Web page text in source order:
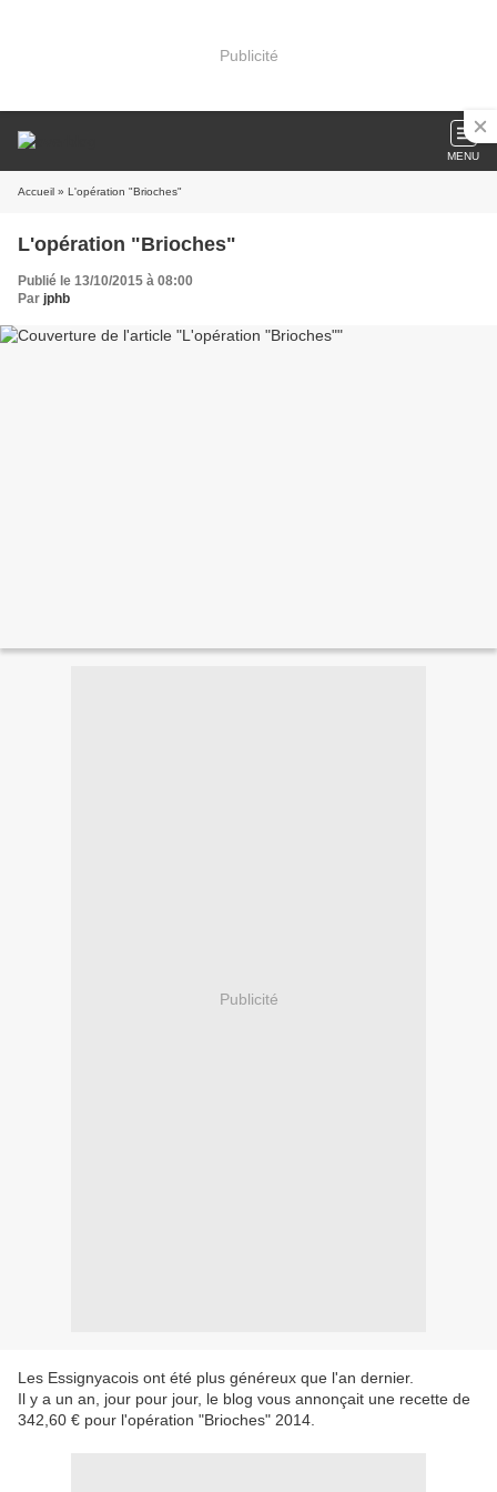
Publicité
MENU
Accueil » L'opération "Brioches"
L'opération "Brioches"
Publié le 13/10/2015 à 08:00
Par jphb
Publicité
Les Essignyacois ont été plus généreux que l'an dernier.
Il y a un an, jour pour jour, le blog vous annonçait une recette de
342,60 € pour l'opération "Brioches" 2014.